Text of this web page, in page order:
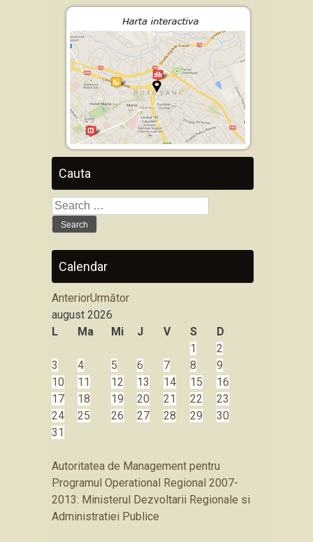
Cauta
Search
for:
Calendar
AnteriorUrmător
august 2026
L
Ma Mi J V S
D
1
2
3
4 5 6 7 8
9
10
11 12 13 14 15
16
17
18 19 20 21 22
23
24
25 26 27 28 29
30
31
Autoritatea de Management pentru
Programul Operational Regional 2007-
2013: Ministerul Dezvoltarii Regionale si
Administratiei Publice